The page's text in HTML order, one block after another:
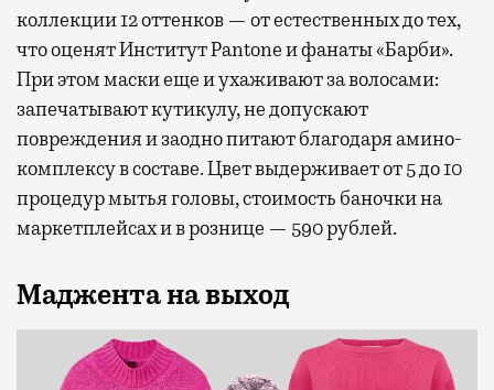
коллекции 12 оттенков — от естественных до тех,
что оценят Институт Pantone и фанаты «Барби».
При этом маски еще и ухаживают за волосами:
запечатывают кутикулу, не допускают
повреждения и заодно питают благодаря амино-
комплексу в составе. Цвет выдерживает от 5 до 10
процедур мытья головы, стоимость баночки на
маркетплейсах и в рознице — 590 рублей.
Маджента на выход